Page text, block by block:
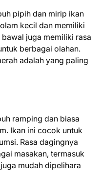
pipih dan mirip ikan
kecil dan memiliki
juga memiliki rasa
berbagai olahan.
adalah yang paling
ramping dan biasa
Ikan ini cocok untuk
Rasa dagingnya
masakan, termasuk
mudah dipelihara